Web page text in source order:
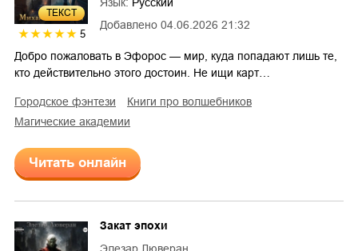
ТЕКСТ
5
Добавлено 04.06.2026 21:32
Добро пожаловать в Эфорос — мир, куда попадают лишь те,
кто действительно этого достоин. Не ищи карт…
городское фэнтези
книги про волшебников
магические академии
Читать онлайн
Закат эпохи